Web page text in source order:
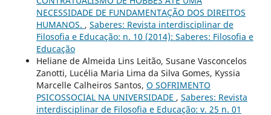
NECESSIDADE DE FUNDAMENTAÇÃO DOS DIREITOS
HUMANOS. , Saberes: Revista interdisciplinar de
Filosofia e Educação: n. 10 (2014): Saberes: Filosofia e
Educação
Heliane de Almeida Lins Leitão, Susane Vasconcelos
Zanotti, Lucélia Maria Lima da Silva Gomes, Kyssia
Marcelle Calheiros Santos, O SOFRIMENTO
PSICOSSOCIAL NA UNIVERSIDADE , Saberes: Revista
interdisciplinar de Filosofia e Educação: v. 25 n. 01